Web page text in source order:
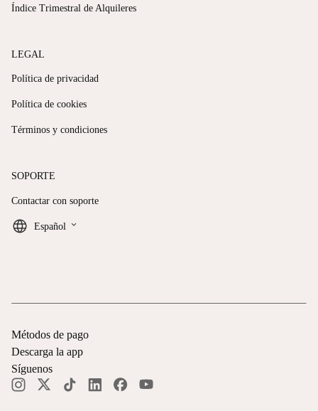
Índice Trimestral de Alquileres
LEGAL
Política de privacidad
Política de cookies
Términos y condiciones
SOPORTE
Contactar con soporte
Español keyboard_arrow_down
Métodos de pago
Descarga la app
Síguenos